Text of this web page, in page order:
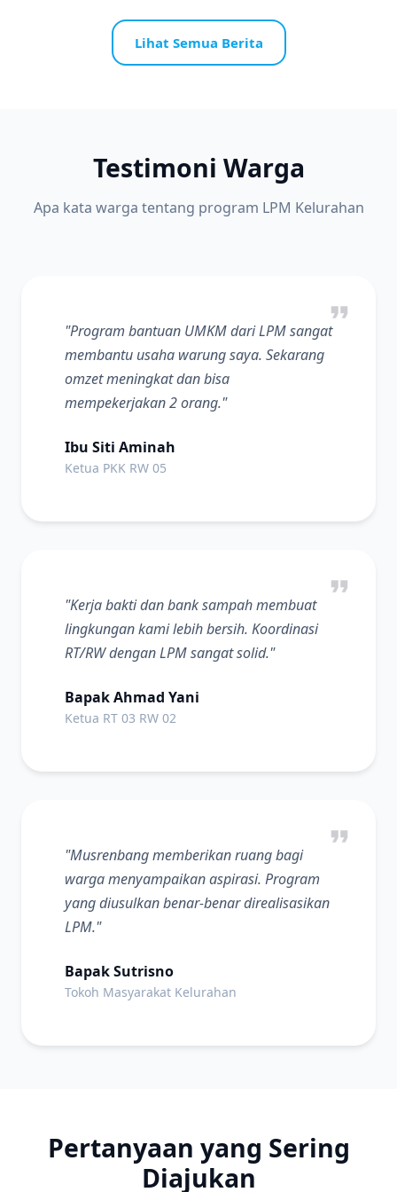
Lihat Semua Berita
Testimoni Warga
Apa kata warga tentang program LPM Kelurahan
"Program bantuan UMKM dari LPM sangat
membantu usaha warung saya. Sekarang
omzet meningkat dan bisa
mempekerjakan 2 orang."
Ibu Siti Aminah
Ketua PKK RW 05
"Kerja bakti dan bank sampah membuat
lingkungan kami lebih bersih. Koordinasi
RT/RW dengan LPM sangat solid."
Bapak Ahmad Yani
Ketua RT 03 RW 02
"Musrenbang memberikan ruang bagi
warga menyampaikan aspirasi. Program
yang diusulkan benar-benar direalisasikan
LPM."
Bapak Sutrisno
Tokoh Masyarakat Kelurahan
Pertanyaan yang Sering
Diajukan